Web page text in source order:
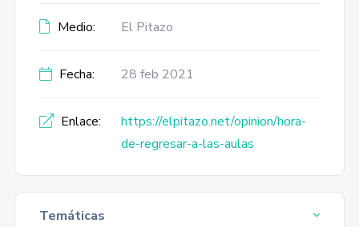
Medio: El Pitazo
Fecha: 28 feb 2021
Enlace:
https://elpitazo.net/opinion/hora-
de-regresar-a-las-aulas
Temáticas